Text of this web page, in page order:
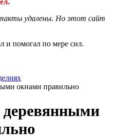
удалены. Но этот сайт
и помогал по мере сил.
окнами правильно